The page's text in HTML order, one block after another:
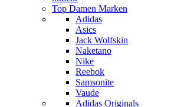
Top Damen Marken
Adidas
Asics
Jack Wolfskin
Naketano
Nike
Reebok
Samsonite
Vaude
Adidas Originals